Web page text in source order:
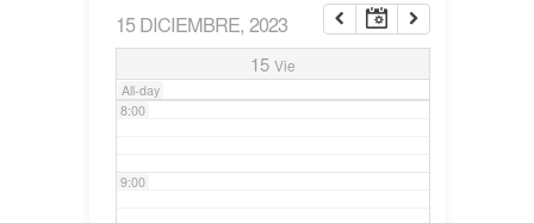
15 DICIEMBRE, 2023
15 Vie
All-day
7:00
8:00
9:00